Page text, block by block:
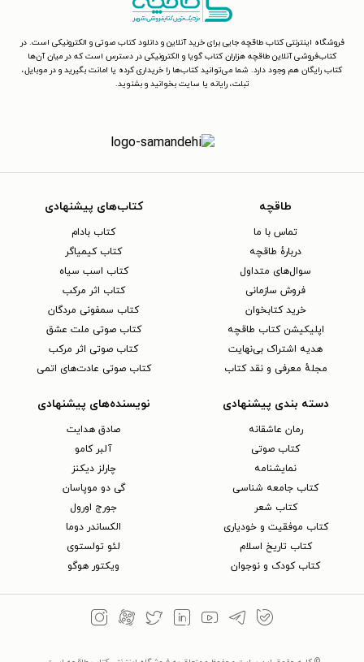
فروشگاه اینترنتی کتاب طاقچه جایی برای خرید آنلاین و دانلود کتاب صوتی و الکترونیکی است. در
کتاب‌فروشی آنلاین طاقچه هزاران کتاب گویا و الکترونیکی در دسترس است که در میان آن‌ها
کتاب رایگان هم وجود دارد. شما می‌توانید کتاب‌ها را خریداری کرده یا امانت بگیرید و در موبایل،
تبلت، رایانه یا سایت بخوانید و بشنوید.
طاقچه
تماس با ما
دربارهٔ طاقچه
سوال‌های متداول
فروش سازمانی
خرید کتابخوان
اپلیکیشن کتاب طاقچه
هدیه اشتراک بی‌نهایت
مجلهٔ معرفی و نقد کتاب
کتاب‌های پیشنهادی
کتاب بادام
کتاب کیمیاگر
کتاب اسب سیاه
کتاب اثر مرکب
کتاب سمفونی مردگان
کتاب صوتی ملت عشق
کتاب صوتی اثر مرکب
کتاب صوتی عادت‌های اتمی
دسته بندی پیشنهادی
رمان عاشقانه
کتاب‌ صوتی
نمایشنامه
کتاب جامعه شناسی
کتاب شعر
کتاب موفقیت و خودیاری
کتاب تاریخ اسلام
کتاب کودک و نوجوان
نویسنده‌های پیشنهادی
صادق هدایت
آلبر کامو
چارلز دیکنز
گی دو موپاسان
جورج اورول
الکساندر دوما
لئو تولستوی
ویکتور هوگو